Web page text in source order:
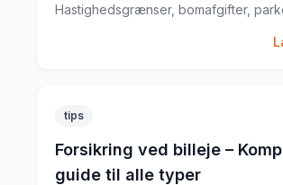
Hastighedsgrænser, bomafgifter,
tips
Forsikring ved billeje –
guide til alle typer